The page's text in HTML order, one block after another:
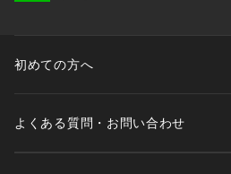
初めての方へ
よくある質問・お問い合わせ